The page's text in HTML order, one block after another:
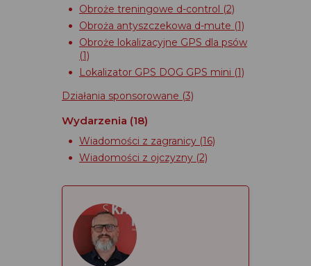
Obroże treningowe d-control (2)
Obroża antyszczekowa d-mute (1)
Obroże lokalizacyjne GPS dla psów
(1)
Lokalizator GPS DOG GPS mini (1)
Działania sponsorowane (3)
Wydarzenia (18)
Wiadomości z zagranicy (16)
Wiadomości z ojczyzny (2)